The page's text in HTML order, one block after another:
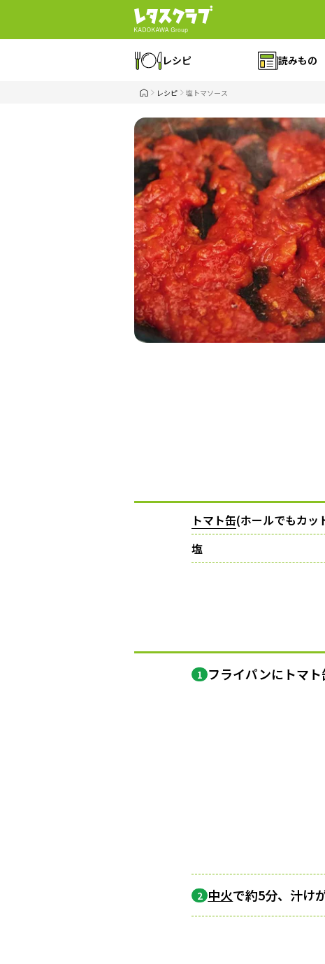
レシピ 読みもの
レシピ 塩トマソース
トマト缶(ホールでもカッ
塩
1 フライパンにトマト
2 中火で約5分、汁け